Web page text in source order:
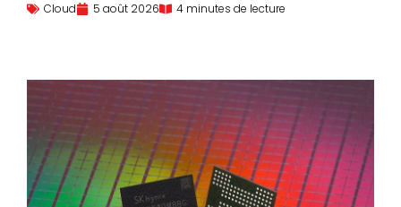
Cloud 5 août 2026 4 minutes de lecture